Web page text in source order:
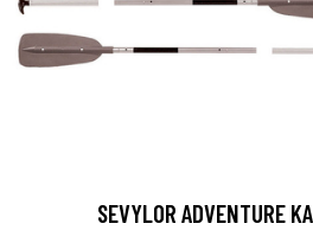
SEVYLOR ADVENTURE